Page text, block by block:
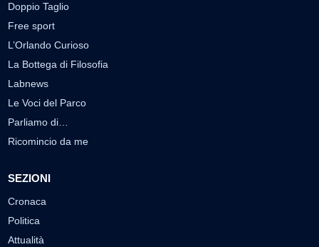
Doppio Taglio
Free sport
L’Orlando Curioso
La Bottega di Filosofia
Labnews
Le Voci del Parco
Parliamo di…
Ricomincio da me
SEZIONI
Cronaca
Politica
Attualità